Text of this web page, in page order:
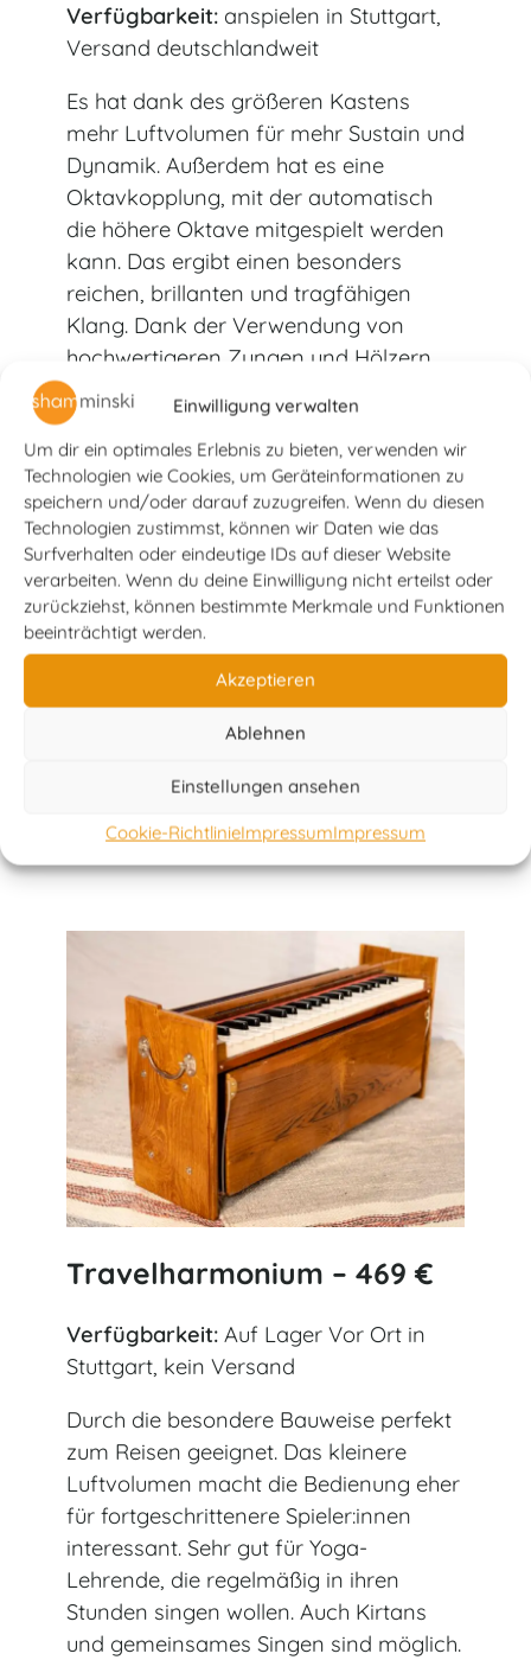
Einwilligung verwalten
Um dir ein optimales Erlebnis zu bieten, verwenden wir
Technologien wie Cookies, um Geräteinformationen zu
speichern und/oder darauf zuzugreifen. Wenn du diesen
Technologien zustimmst, können wir Daten wie das
Surfverhalten oder eindeutige IDs auf dieser Website
verarbeiten. Wenn du deine Einwilligung nicht erteilst oder
zurückziehst, können bestimmte Merkmale und Funktionen
beeinträchtigt werden.
Akzeptieren
Ablehnen
Einstellungen ansehen
Cookie-RichtlinieImpressumImpressum
Verfügbarkeit: anspielen in Stuttgart,
Versand deutschlandweit
Es hat dank des größeren Kastens
mehr Luftvolumen für mehr Sustain und
Dynamik. Außerdem hat es eine
Oktavkopplung, mit der automatisch
die höhere Oktave mitgespielt werden
kann. Das ergibt einen besonders
reichen, brillanten und tragfähigen
Klang. Dank der Verwendung von
hochwertigeren Zungen und Hölzern
und einer sorgfältigeren Verarbeitung
ist das Tirupati Premium OM klanglich
auch ausgewogener und runder, spielt
sich weicher und macht auch optisch
einen besseren Eindruck. Ein gutes
Instrument für Menschen mit etwas
höheren Ansprüchen.
Maße: 61 × 28 × 33 cm, 9,4 kg •
Tasten: 42 • Register: 5 •
Tonumfang: C–F (3½ Okt.)
Preis inkl. MwSt. + Versand.
Anfrage senden
Travelharmonium – 469 €
Verfügbarkeit: Auf Lager Vor Ort in
Stuttgart, kein Versand
Durch die besondere Bauweise perfekt
zum Reisen geeignet. Das kleinere
Luftvolumen macht die Bedienung eher
für fortgeschrittenere Spieler:innen
interessant. Sehr gut für Yoga-
Lehrende, die regelmäßig in ihren
Stunden singen wollen. Auch Kirtans
und gemeinsames Singen sind möglich.